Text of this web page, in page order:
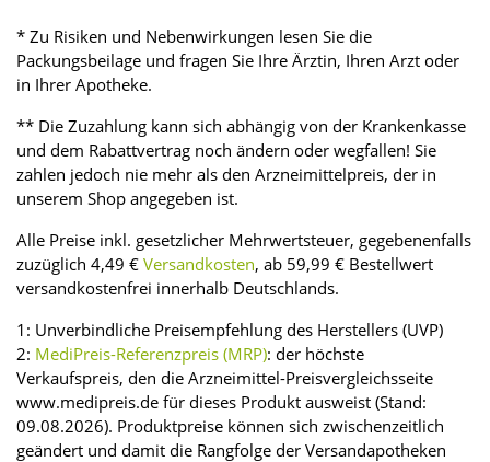
* Zu Risiken und Nebenwirkungen lesen Sie die
Packungsbeilage und fragen Sie Ihre Ärztin, Ihren Arzt oder
in Ihrer Apotheke.
** Die Zuzahlung kann sich abhängig von der Krankenkasse
und dem Rabattvertrag noch ändern oder wegfallen! Sie
zahlen jedoch nie mehr als den Arzneimittelpreis, der in
unserem Shop angegeben ist.
Alle Preise inkl. gesetzlicher Mehrwertsteuer, gegebenenfalls
zuzüglich 4,49 € Versandkosten, ab 59,99 € Bestellwert
versandkostenfrei innerhalb Deutschlands.
1: Unverbindliche Preisempfehlung des Herstellers (UVP)
2: MediPreis-Referenzpreis (MRP): der höchste
Verkaufspreis, den die Arzneimittel-Preisvergleichsseite
www.medipreis.de für dieses Produkt ausweist (Stand:
09.08.2026). Produktpreise können sich zwischenzeitlich
geändert und damit die Rangfolge der Versandapotheken